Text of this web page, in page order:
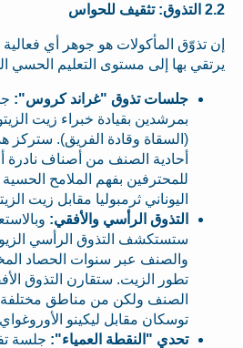
2.2 التذوق: تثقيف للحواس
يرتقي بها إلى مستوى التعليم الحسي
جلسات تذوق "غراند كروس":
بمرشدين بقيادة خبراء زيت
(السقاة وقادة الفريق).
أحادية الصنف من أصناف
للمحترفين بفهم الملامح الحسية
اليوناني ثرمبوليا مقابل زيت
التذوق الرأسي والأفقي:
ستستكشف التذوق الرأسي
والصنف عبر سنوات الحصاد
تطور الزيت. ستقارن التذوق
الصنف ولكن من مناطق مختلفة
توسكان مقابل ليكينو
تحدي "النقطة العمياء": جلسة